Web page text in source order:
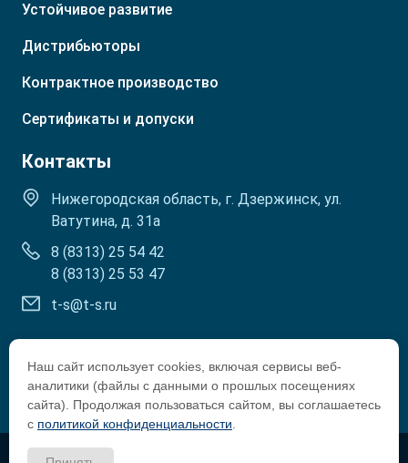
Наш сайт использует cookies, включая сервисы веб-
аналитики (файлы с данными о прошлых посещениях
сайта). Продолжая пользоваться сайтом, вы соглашаетесь
с политикой конфиденциальности
Устойчивое развитие
Дистрибьюторы
Контрактное производство
Сертификаты и допуски
Контакты
Нижегородская область, г. Дзержинск, ул.
Ватутина, д. 31а
8 (8313) 25 54 42
8 (8313) 25 53 47
t-s@t-s.ru